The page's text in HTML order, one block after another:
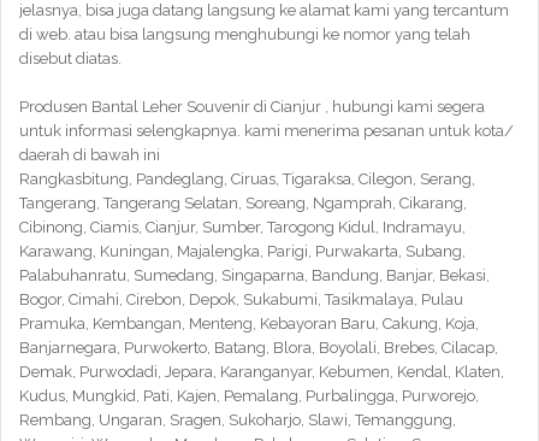
jelasnya, bisa juga datang langsung ke alamat kami yang tercantum
di web. atau bisa langsung menghubungi ke nomor yang telah
disebut diatas.
Produsen Bantal Leher Souvenir di Cianjur , hubungi kami segera
untuk informasi selengkapnya. kami menerima pesanan untuk kota/
daerah di bawah ini
Rangkasbitung, Pandeglang, Ciruas, Tigaraksa, Cilegon, Serang,
Tangerang, Tangerang Selatan, Soreang, Ngamprah, Cikarang,
Cibinong, Ciamis, Cianjur, Sumber, Tarogong Kidul, Indramayu,
Karawang, Kuningan, Majalengka, Parigi, Purwakarta, Subang,
Palabuhanratu, Sumedang, Singaparna, Bandung, Banjar, Bekasi,
Bogor, Cimahi, Cirebon, Depok, Sukabumi, Tasikmalaya, Pulau
Pramuka, Kembangan, Menteng, Kebayoran Baru, Cakung, Koja,
Banjarnegara, Purwokerto, Batang, Blora, Boyolali, Brebes, Cilacap,
Demak, Purwodadi, Jepara, Karanganyar, Kebumen, Kendal, Klaten,
Kudus, Mungkid, Pati, Kajen, Pemalang, Purbalingga, Purworejo,
Rembang, Ungaran, Sragen, Sukoharjo, Slawi, Temanggung,